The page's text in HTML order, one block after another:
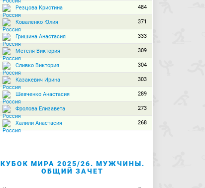
Резцова Кристина 484
Коваленко Юлия 371
Гришина Анастасия 333
Метеля Виктория 309
Сливко Виктория 304
Казакевич Ирина 303
Шевченко Анастасия 289
Фролова Елизавета 273
Халили Анастасия 268
КУБОК МИРА 2025/26. МУЖЧИНЫ.
ОБЩИЙ ЗАЧЕТ